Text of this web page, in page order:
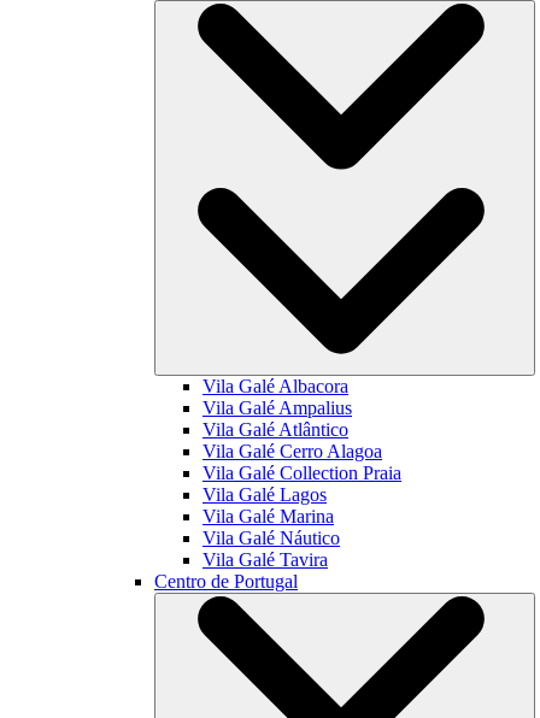
Vila Galé Albacora
Vila Galé Ampalius
Vila Galé Atlântico
Vila Galé Cerro Alagoa
Vila Galé Collection Praia
Vila Galé Lagos
Vila Galé Marina
Vila Galé Náutico
Vila Galé Tavira
Centro de Portugal